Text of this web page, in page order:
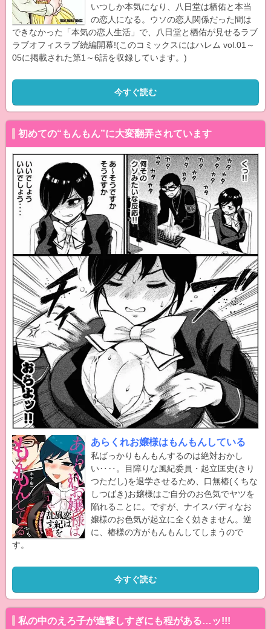
いつしか本気になり、八日堂は栖佑と本当
の恋人になる。ウソの恋人関係だった間は
できなかった「本気の恋人生活」で、八日堂と栖佑が見せるラブ
ラブオフィスラブ続編開幕!(このコミックスにはハレム vol.01～
05に掲載された第1～6話を収録しています。)
今すぐ読む
初めての“もんもん”に大変翻弄されています
あらくれお嬢様はもんもんしている
私ばっかりもんもんするのは絶対おかし
い‥‥。目障りな風紀委員・起立匡史(きり
つただし)を退学させるため、口無椿(くちな
しつばき)お嬢様はご自分のお色気でヤツを
陥れることに。ですが、ナイスバディなお
嬢様のお色気が起立に全く効きません。逆
に、椿様の方がもんもんしてしまうので
す。
今すぐ読む
私の中のえろ子が進撃しすぎにも程がある…ッ!!!